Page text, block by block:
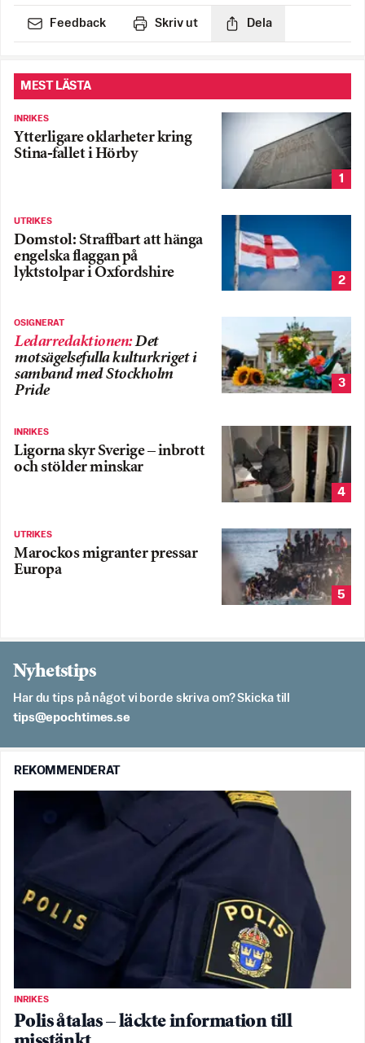
Feedback Skriv ut Dela
MEST LÄSTA
INRIKES
Ytterligare oklarheter kring
Stina-fallet i Hörby
1
UTRIKES
Domstol: Straffbart att hänga
engelska flaggan på
lyktstolpar i Oxfordshire
2
OSIGNERAT
Ledarredaktionen:Det
motsägelsefulla kulturkriget i
samband med Stockholm
Pride
3
INRIKES
Ligorna skyr Sverige – inbrott
och stölder minskar
4
UTRIKES
Marockos migranter pressar
Europa
5
Nyhetstips
Har du tips på något vi borde skriva om? Skicka till
es.semithcope@spit
REKOMMENDERAT
INRIKES
Polis åtalas – läckte information till